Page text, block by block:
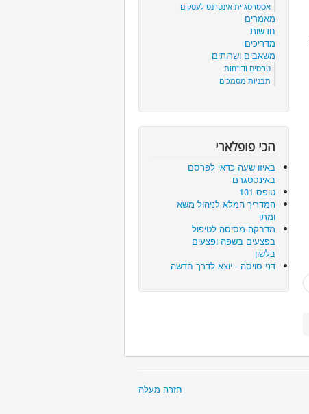
אסטרטגיית אינטרנט לעסקים
מאמרים
חדשות
מדריכים
משאבים ושרותים
טפסים ודו"חות
תבניות מסמכים
הכי פופלארי
באיזו שעה כדאי לפרסם
באינסטגרם
טופס 101
המדריך המלא לניהול משא
ומתן
מדבקה מסיסה לטיפול
בפצעים בשפה ופצעים
בלשון
דני סויסה - יוצא לדרך חדשה
חזרה מעלה